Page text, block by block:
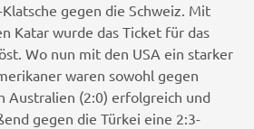
gegen die Schweiz. Mit
Katar wurde das Ticket für das
Wo nun mit den USA ein starker
waren sowohl gegen
Australien (2:0) erfolgreich und
gegen die Türkei eine 2:3-